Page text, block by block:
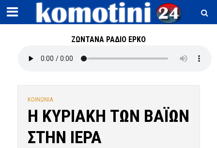
ΖΩΝΤΑΝΑ ΡΑΔΙΟ ΕΡΚΟ
ΚΟΙΝΩΝΙΑ
Η ΚΥΡΙΑΚΗ ΤΩΝ ΒΑΪΩΝ
ΣΤΗΝ ΙΕΡΑ